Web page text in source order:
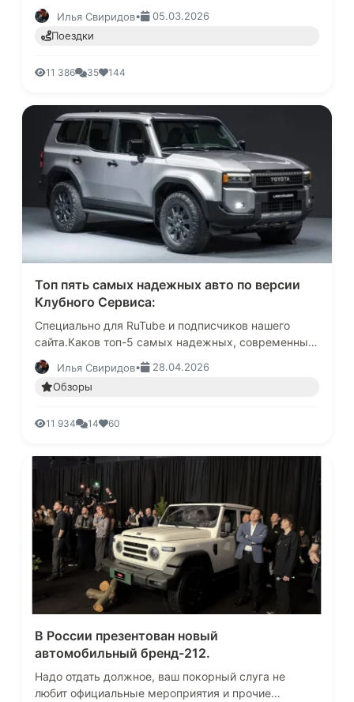
кармане:)Нет, это не рука жены и не руки моих
детей. Это руки тех, кто повес…
Илья Свиридов•
05.03.2026
Поездки
11 386 35 144
Топ пять самых надежных авто по версии
Клубного Сервиса:
Специально для RuTube и подписчиков нашего
сайта.Каков топ-5 самых надежных, современных
автомобилей 2025 года?-именно этот вопрос мы
постоянно слышим от наших …
Илья Свиридов•
28.04.2026
Обзоры
11 934 14 60
В России презентован новый
автомобильный бренд-212.
Надо отдать должное, ваш покорный слуга не
любит официальные мероприятия и прочие